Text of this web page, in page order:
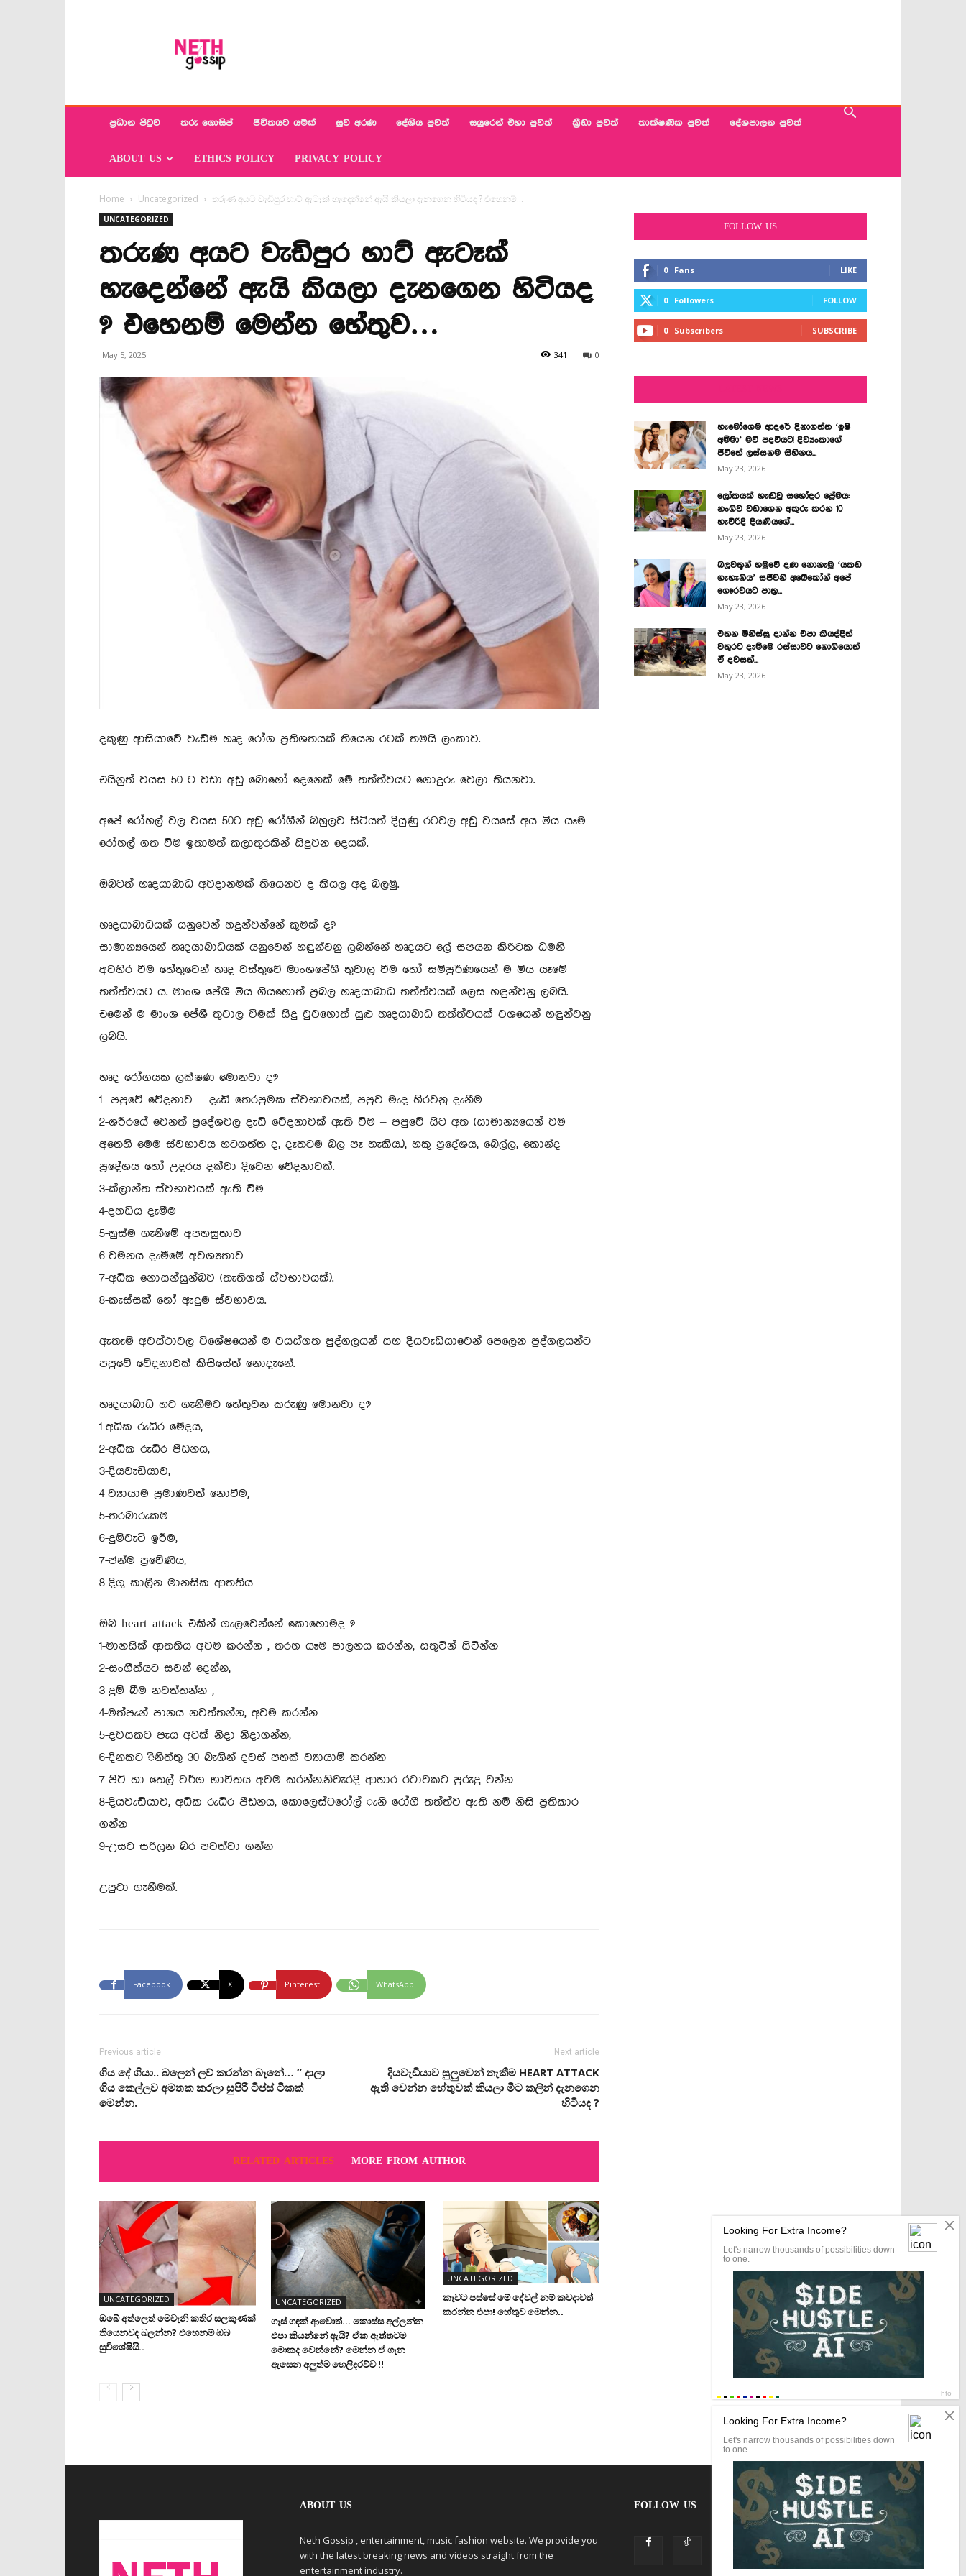
ප්‍රධාන පිටුව තරු ගොසිප් ජීවිතයට යමක් සුව අරණ දේශිය පුවත් සයුරෙන් එහා පුවත් ක්‍රීඩා පුවත් තාක්ෂණික පුවත් දේශපාලන පුවත්
ABOUT US ETHICS POLICY PRIVACY POLICY
Home Uncategorized තරුණ අයට වැඩිපුර හාට් ඇටෑක් හැදෙන්නේ ඇයි කියලා දැනගෙන හිටියද ? එහෙනම්...
UNCATEGORIZED
තරුණ අයට වැඩිපුර හාට් ඇටෑක්
හැදෙන්නේ ඇයි කියලා දැනගෙන හිටියද
? එහෙනම් මෙන්න හේතුව…
May 5, 2025 0
341
දකුණු ආසියාවේ වැඩිම හෘද රෝග ප්‍රතිශතයක් තියෙන රටක් තමයි ලංකාව.
එයිනුත් වයස 50 ට වඩා අඩු බොහෝ දෙනෙක් මේ තත්ත්වයට ගොදුරු වෙලා තියනවා.
අපේ රෝහල් වල වයස 50ට අඩු රෝගීන් බහුලව සිටියත් දියුණු රටවල අඩු වයසේ අය මිය යෑම
රෝහල් ගත වීම ඉතාමත් කලාතුරකින් සිදුවන දෙයක්.
ඔබටත් හෘදයාබාධ අවදානමක් තියෙනව ද කියල අද බලමු.
හෘදයාබාධයක් යනුවෙන් හදුන්වන්නේ කුමක් ද?
සාමාන්‍යයෙන් හෘදයාබාධයක් යනුවෙන් හඳුන්වනු ලබන්නේ හෘදයට ලේ සපයන කිරිටක ධමනි
අවහිර වීම හේතුවෙන් හෘද වස්තුවේ මාංශපේශී තුවාල වීම හෝ සම්පුර්ණයෙන් ම මිය යෑමේ
තත්ත්වයට ය. මාංශ පේශී මිය ගියහොත් ප්‍රබල හෘදයාබාධ තත්ත්වයක් ලෙස හඳුන්වනු ලබයි.
එමෙන් ම මාංශ පේශී තුවාල වීමක් සිදු වුවහොත් සුළු හෘදයාබාධ තත්ත්වයක් වශයෙන් හඳුන්වනු
ලබයි.
හෘද රෝගයක ලක්ෂණ මොනවා ද?
1- පපුවේ වේදනාව – දැඩි තෙරපුමක ස්වභාවයක්, පපුව මැද හිරවනු දැනීම
2-ශරීරයේ වෙනත් ප්‍රදේශවල දැඩි වේදනාවක් ඇති වීම – පපුවේ සිට අත (සාමාන්‍යයෙන් වම
අතෙහි මෙම ස්වභාවය හටගත්ත ද, දෑතටම බල පෑ හැකිය.), හකු ප්‍රදේශය, බෙල්ල, කොන්ද
ප්‍රදේශය හෝ උදරය දක්වා දිවෙන වේදනාවක්.
3-ක්ලාන්ත ස්වභාවයක් ඇති වීම
4-දහඩිය දැමීම
5-හුස්ම ගැනීමේ අපහසුතාව
6-වමනය දැමීමේ අවශ්‍යතාව
7-අධික නොසන්සුන්බව (තැතිගත් ස්වභාවයක්).
8-කැස්සක් හෝ ඇදුම ස්වභාවය.
ඇතැම් අවස්ථාවල විශේෂයෙන් ම වයස්ගත පුද්ගලයන් සහ දියවැඩියාවෙන් පෙලෙන පුද්ගලයන්ට
පපුවේ වේදනාවක් කිසිසේත් නොදැනේ.
හෘදයාබාධ හට ගැනීමට හේතුවන කරුණු මොනවා ද?
1-අධික රුධිර මේදය,
2-අධික රුධිර පීඩනය,
3-දියවැඩියාව,
4-ව්‍යායාම ප්‍රමාණවත් නොවීම,
5-තරබාරුකම
6-දුම්වැටි ඉරීම,
7-ජන්ම ප්‍රවේණිය,
8-දිගු කාලීන මානසික ආතතිය
ඔබ heart attack එකින් ගැලවෙන්නේ කොහොමද ?
1-මානසික් ආතතිය අවම කරන්න , තරහ යෑම පාලනය කරන්න, සතුටින් සිටින්න
2-සංගීත්යට සවන් දෙන්න,
3-දුම් බීම නවත්තන්න ,
4-මත්පැන් පානය නවත්තන්න, අවම කරන්න
5-දවසකට පැය අටක් නිදා නිදාගන්න,
6-දිනකට ිනිත්තු 30 බැගින් දවස් පහක් ව්‍යායාම් කරන්න
7-පිටි හා තෙල් වර්ග භාවිතය අවම කරන්න.නිවැරදි ආහාර රටාවකට පුරුදු වන්න
8-දියවැඩියාව, අධික රුධිර පීඩනය, කොලෙස්ටරෝල් ැනි රෝගී තත්ත්ව ඇති නම් නිසි ප්‍රතිකාර
ගන්න
9-උසට සරිලන බර පවත්වා ගන්න
උපුටා ගැනීමක්.
Facebook X Pinterest WhatsApp
Previous article
ගිය දේ ගියා.. බලෙන් ලව් කරන්න බෑනේ… ” දාලා
ගිය කෙල්ලව අමතක කරලා සුපිරි ටිප්ස් ටිකක්
මෙන්න.
Next article
දියවැඩියාව සුලුවෙන් තැකීම HEART ATTACK
ඇති වෙන්න හේතුවක් කියලා මීට කලින් දැනගෙන
හිටියද ?
RELATED ARTICLES MORE FROM AUTHOR
UNCATEGORIZED
ඔබේ අත්ලෙත් මෙවැනි කතිර සලකුණක්
තියෙනවද බලන්න? එහෙනම් ඔබ
සුවිශේෂියි..
UNCATEGORIZED
ගෑස් ගඳක් ආවොත්… කොස්ස අල්ලන්න
එපා කියන්නේ ඇයි? ඒක ඇත්තටම
මොකද වෙන්නේ? මෙන්න ඒ ගැන
ඇසෙන අලුත්ම හෙලිදරව්ව !!
UNCATEGORIZED
කෑවට පස්සේ මේ දේවල් නම් කවදාවත්
කරන්න එපා! හේතුව මෙන්න..
FOLLOW US
0 Fans LIKE
0 Followers FOLLOW
0 Subscribers SUBSCRIBE
හැමෝගෙම ආදරේ දිනාගත්ත ‘ඉෂි
අම්මා’ මව් පදවියට! දිව්‍යංකාගේ
ජීවිතේ ලස්සනම සිහිනය...
May 23, 2026
ලෝකයක් හැඬවූ සහෝදර ප්‍රේමය:
නංගිව වඩාගෙන අකුරු කරන 10
හැවිරිදි දියණියගේ...
May 23, 2026
බලවතූන් හමුවේ දණ නොනැමූ ‘යකඩ
ගැහැනිය’ සජීවනි අබේකෝන් අපේ
ගෞරවයට පාත්‍ර...
May 23, 2026
එතන මිනිස්සු දාන්න එපා කියද්දිත්
වතුරට දැම්මෙ රස්සාවට නොගියොත්
ඒ දවසත්...
May 23, 2026
ABOUT US
Neth Gossip , entertainment, music fashion website. We provide you
with the latest breaking news and videos straight from the
entertainment industry.
FOLLOW US